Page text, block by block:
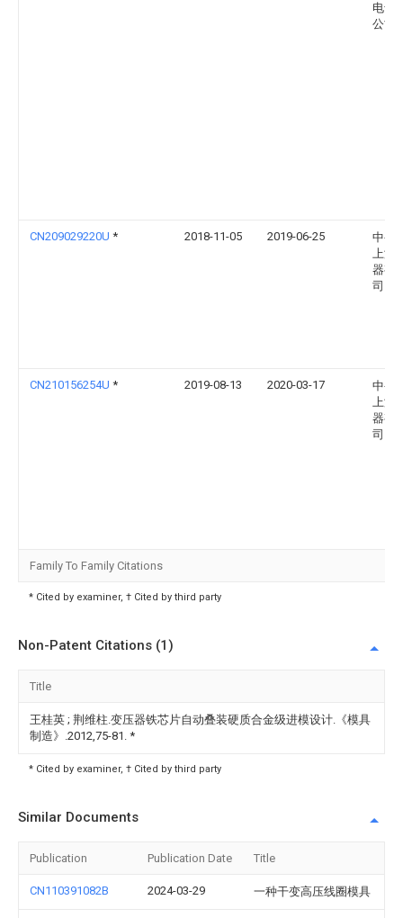
电气
公司
CN209029220U * 2018-11-05 2019-06-25
中变
上海
器有
司
CN210156254U * 2019-08-13 2020-03-17
中变
上海
器有
司
Family To Family Citations
* Cited by examiner, † Cited by third party
Non-Patent Citations (1)
Title
王桂英 ; 荆维柱.变压器铁芯片自动叠装硬质合金级进模设计.《模具
制造》.2012,75-81. *
* Cited by examiner, † Cited by third party
Similar Documents
Publication Publication Date Title
CN110391082B 2024-03-29 一种干变高压线圈模具